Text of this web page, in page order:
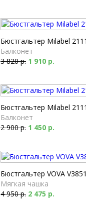
Бюстгальтер Milabel
Балконет
3 820 р. 1 910 р.
Бюстгальтер Milabel
Балконет
2 900 р. 1 450 р.
Бюстгальтер VOVA
Мягкая чашка
4 950 р. 2 475 р.